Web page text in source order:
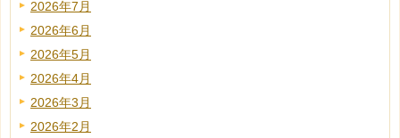
2026年7月
2026年6月
2026年5月
2026年4月
2026年3月
2026年2月